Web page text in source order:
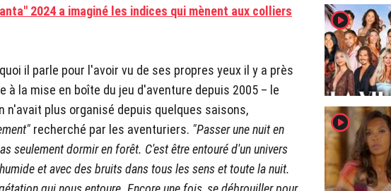
2024 a imaginé les indices qui mènent aux colliers
il parle pour l'avoir vu de ses propres yeux il y a près
à la mise en boîte du jeu d'aventure depuis 2005 – le
n'avait plus organisé depuis quelques saisons,
recherché par les aventuriers. "Passer une nuit en
seulement dormir en forêt. C'est être entouré d'un univers
et avec des bruits dans tous les sens et toute la nuit.
player2
player2